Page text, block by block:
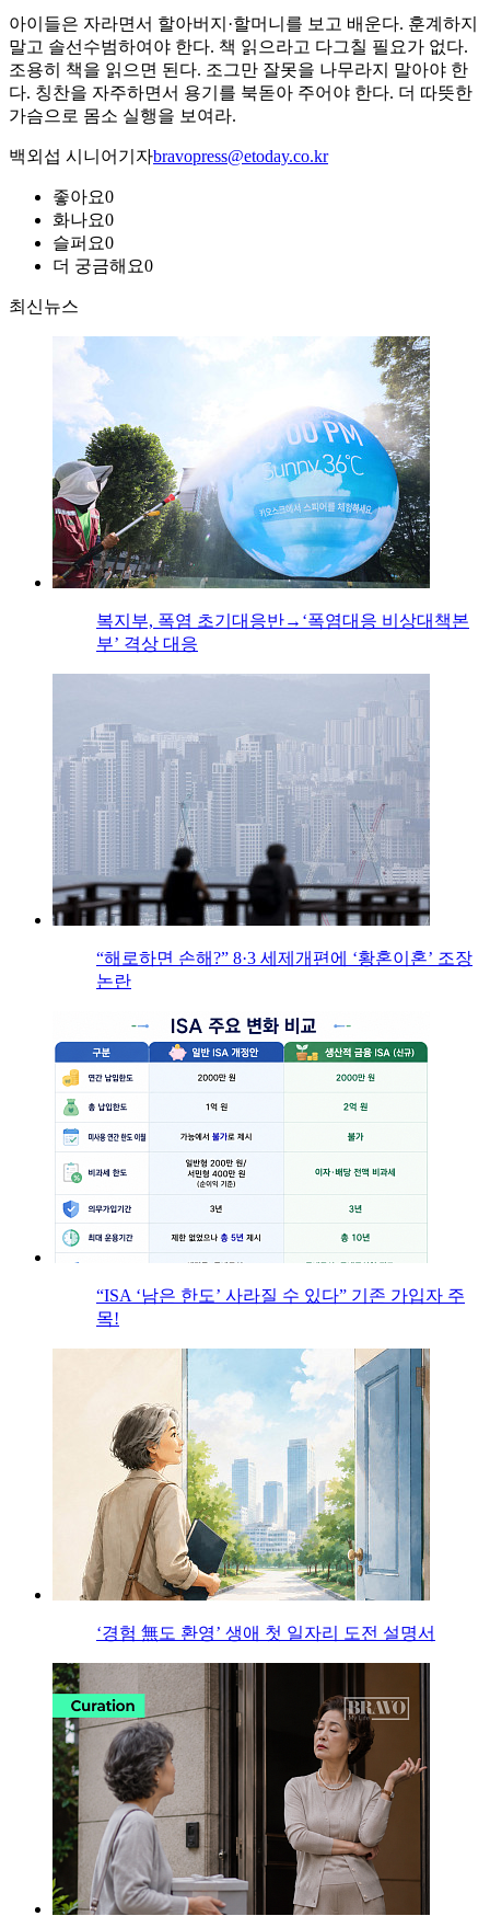
아이들은 자라면서 할아버지·할머니를 보고 배운다. 훈계하지
말고 솔선수범하여야 한다. 책 읽으라고 다그칠 필요가 없다.
조용히 책을 읽으면 된다. 조그만 잘못을 나무라지 말아야 한
다. 칭찬을 자주하면서 용기를 북돋아 주어야 한다. 더 따뜻한
가슴으로 몸소 실행을 보여라.
백외섭 시니어기자bravopress@etoday.co.kr
좋아요0
화나요0
슬퍼요0
더 궁금해요0
최신뉴스
복지부, 폭염 초기대응반→‘폭염대응 비상대책본
부’ 격상 대응
“해로하면 손해?” 8·3 세제개편에 ‘황혼이혼’ 조장
논란
“ISA ‘남은 한도’ 사라질 수 있다” 기존 가입자 주
목!
‘경험 無도 환영’ 생애 첫 일자리 도전 설명서